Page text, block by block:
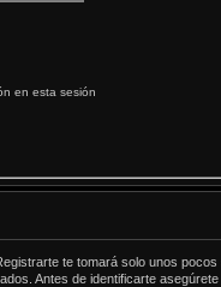
en esta sesión
te tomará solo unos
Antes de identificarte